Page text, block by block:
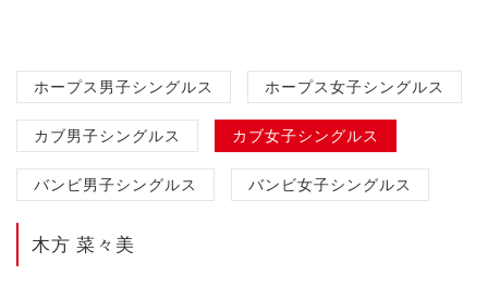
ホープス男子シングルス ホープス女子シングルス
カブ男子シングルス カブ女子シングルス
バンビ男子シングルス バンビ女子シングルス
木方 菜々美